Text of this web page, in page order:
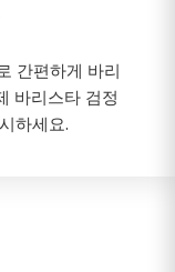
간편하게 바리
바리스타 검정
하세요.